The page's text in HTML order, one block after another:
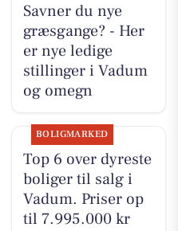
Savner du nye
græsgange? - Her
er nye ledige
stillinger i Vadum
og omegn
BOLIGMARKED
Top 6 over dyreste
boliger til salg i
Vadum. Priser op
til 7.995.000 kr